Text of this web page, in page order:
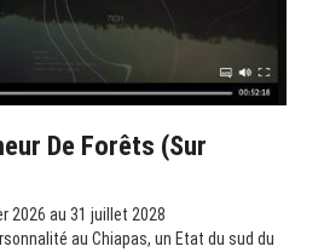
De Forêts (sur
2026 au 31 juillet 2028
au Chiapas, un Etat du sud du